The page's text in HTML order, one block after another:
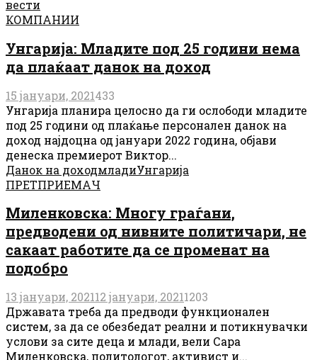
вести
КОМПАНИИ
Унгарија: Младите под 25 години нема
да плаќаат данок на доход
15 јануари, 2021433
Унгарија планира целосно да ги ослободи младите
под 25 години од плаќање персонален данок на
доход најдоцна од јануари 2022 година, објави
денеска премиерот Виктор...
Данок на доходмладиУнгарија
ПРЕТПРИЕМАЧ
Миленковска: Многу граѓани,
предводени од нивните политичари, не
сакаат работите да се променат на
подобро
13 јануари, 202112 јануари, 20211203
Државата треба да предводи функционален
систем, за да се обезбедат реални и потикнувачки
услови за сите деца и млади, вели Сара
Миленковска, политологот, активист и...